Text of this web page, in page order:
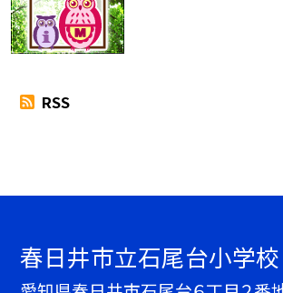
RSS
春日井市立石尾台小学校